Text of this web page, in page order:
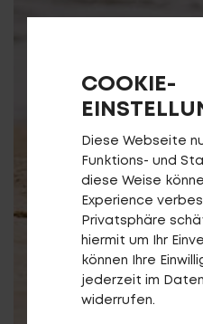
de-
COOKIE-
Diese Webseite
Funktions- und
diese Weise
Experience
Privatsphäre
hiermit um Ihr
können Ihre
jederzeit im
widerrufen.